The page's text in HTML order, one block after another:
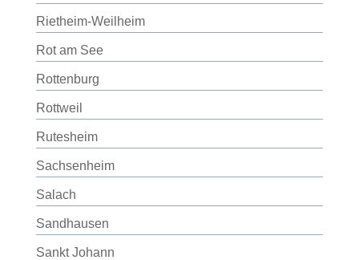
Rietheim-Weilheim
Rot am See
Rottenburg
Rottweil
Rutesheim
Sachsenheim
Salach
Sandhausen
Sankt Johann